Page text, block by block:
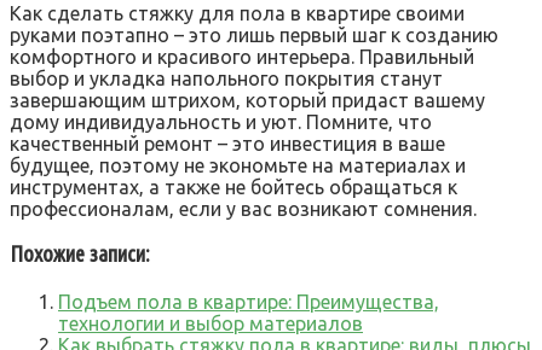
Как сделать стяжку для пола в квартире своими
руками поэтапно – это лишь первый шаг к созданию
комфортного и красивого интерьера. Правильный
выбор и укладка напольного покрытия станут
завершающим штрихом‚ который придаст вашему
дому индивидуальность и уют. Помните‚ что
качественный ремонт – это инвестиция в ваше
будущее‚ поэтому не экономьте на материалах и
инструментах‚ а также не бойтесь обращаться к
профессионалам‚ если у вас возникают сомнения.
Похожие записи:
Подъем пола в квартире: Преимущества,
технологии и выбор материалов
Как выбрать стяжку пола в квартире: виды, плюсы